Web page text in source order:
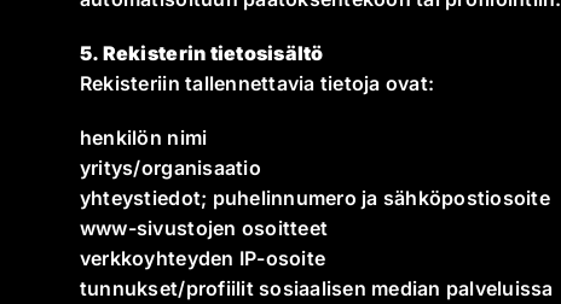
5. Rekisterin tietosisältö
Rekisteriin tallennettavia tietoja ovat:
henkilön nimi
yritys/organisaatio
yhteystiedot; puhelinnumero ja sähköpostiosoite
www-sivustojen osoitteet
verkkoyhteyden IP-osoite
tunnukset/profiilit sosiaalisen median palveluissa